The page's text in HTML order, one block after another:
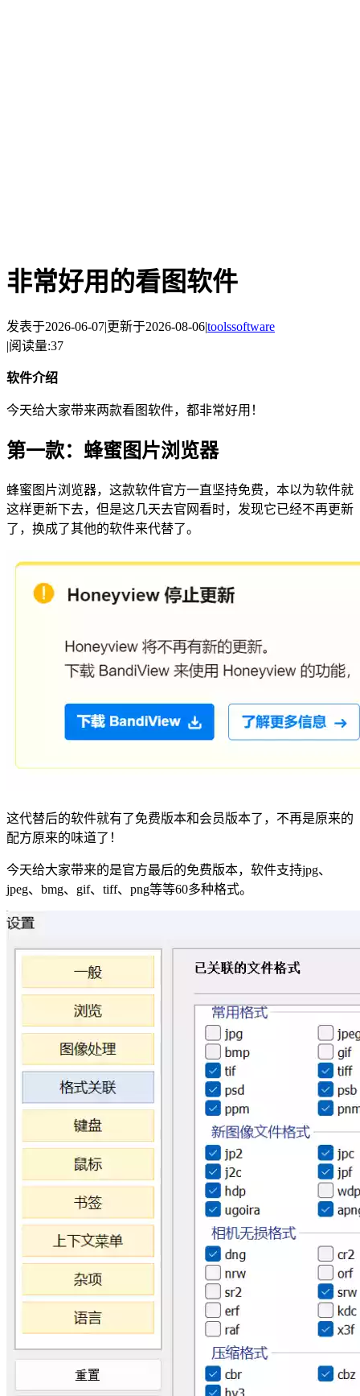
非常好用的看图软件
发表于2026-06-07|更新于2026-08-06|toolssoftware
|阅读量:37
软件介绍
今天给大家带来两款看图软件，都非常好用！
第一款：蜂蜜图片浏览器
蜂蜜图片浏览器，这款软件官方一直坚持免费，本以为软件就
这样更新下去，但是这几天去官网看时，发现它已经不再更新
了，换成了其他的软件来代替了。
这代替后的软件就有了免费版本和会员版本了，不再是原来的
配方原来的味道了！
今天给大家带来的是官方最后的免费版本，软件支持jpg、
jpeg、bmg、gif、tiff、png等等60多种格式。